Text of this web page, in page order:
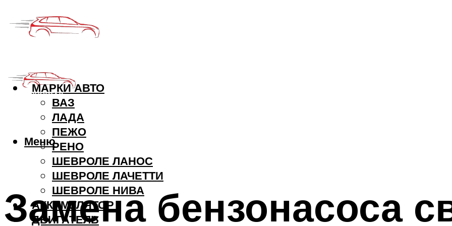
МАРКИ АВТО
ВАЗ
ЛАДА
ПЕЖО
РЕНО
ШЕВРОЛЕ ЛАНОС
ШЕВРОЛЕ ЛАЧЕТТИ
ШЕВРОЛЕ НИВА
АККУМУЛЯТОР
ДВИГАТЕЛЬ
Меню
Замена бензонасоса